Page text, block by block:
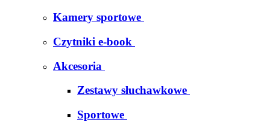
Kamery sportowe
Czytniki e-book
Akcesoria
Zestawy słuchawkowe
Sportowe